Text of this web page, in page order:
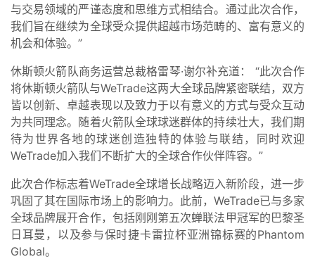
与交易领域的严谨态度和思维方式相结合。通过此次合作，
我们旨在继续为全球受众提供超越市场范畴的、富有意义的
机会和体验。”
休斯顿火箭队商务运营总裁格雷琴·谢尔补充道： “此次合作
将休斯顿火箭队与WeTrade这两大全球品牌紧密联结，双方
皆以创新、卓越表现以及致力于以有意义的方式与受众互动
为共同理念。随着火箭队全球球迷群体的持续壮大，我们期
待为世界各地的球迷创造独特的体验与联结，同时欢迎
WeTrade加入我们不断扩大的全球合作伙伴阵容。”
此次合作标志着WeTrade全球增长战略迈入新阶段，进一步
巩固了其在国际市场上的影响力。此前，WeTrade已与多家
全球品牌展开合作，包括刚刚第五次蝉联法甲冠军的巴黎圣
日耳曼，以及参与保时捷卡雷拉杯亚洲锦标赛的Phantom
Global。